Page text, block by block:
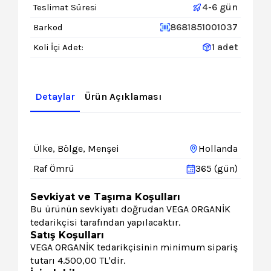
Teslimat Süresi 4-6 gün
Barkod 8681851001037
Koli İçi Adet: 1 adet
Detaylar Ürün Açıklaması
Ülke, Bölge, Menşei
Hollanda
Raf Ömrü
365 (gün)
Sevkiyat ve Taşıma Koşulları
Bu ürünün sevkiyatı doğrudan VEGA ORGANİK
tedarikçisi tarafından yapılacaktır.
Satış Koşulları
VEGA ORGANİK tedarikçisinin minimum sipariş
tutarı 4.500,00 TL'dir.